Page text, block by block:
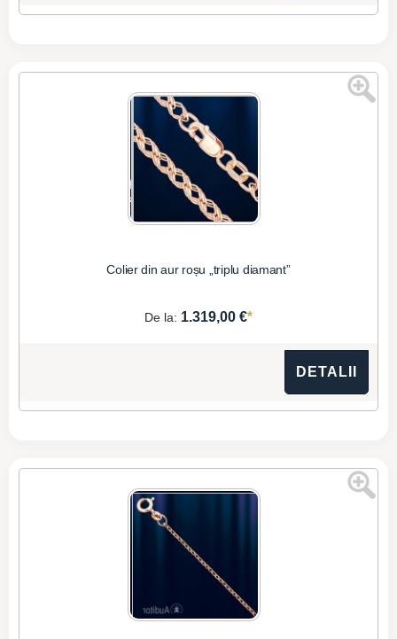
Colier din aur roșu „triplu diamant”
De la: 1.319,00 €*
DETALII